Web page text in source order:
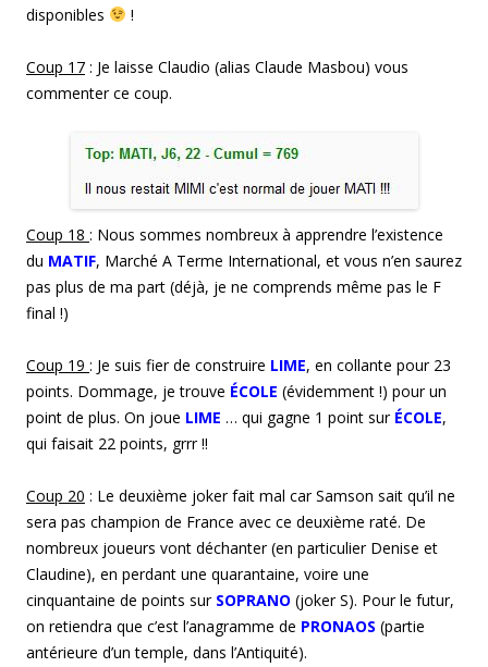
disponibles
!
Coup 17 : Je laisse Claudio (alias Claude Masbou) vous
commenter ce coup.
Coup 18 : Nous sommes nombreux à apprendre l’existence
du MATIF, Marché A Terme International, et vous n’en saurez
pas plus de ma part (déjà, je ne comprends même pas le F
final !)
Coup 19 : Je suis fier de construire LIME, en collante pour 23
points. Dommage, je trouve ÉCOLE (évidemment !) pour un
point de plus. On joue LIME … qui gagne 1 point sur ÉCOLE,
qui faisait 22 points, grrr !!
Coup 20 : Le deuxième joker fait mal car Samson sait qu’il ne
sera pas champion de France avec ce deuxième raté. De
nombreux joueurs vont déchanter (en particulier Denise et
Claudine), en perdant une quarantaine, voire une
cinquantaine de points sur SOPRANO (joker S). Pour le futur,
on retiendra que c’est l’anagramme de PRONAOS (partie
antérieure d’un temple, dans l’Antiquité).